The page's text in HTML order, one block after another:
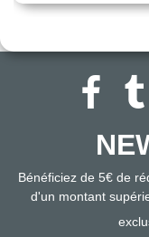
Bénéficiez de 5€ de
d'un montant